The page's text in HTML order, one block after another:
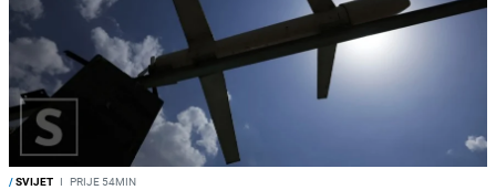
/SVIJET I PRIJE 54MIN